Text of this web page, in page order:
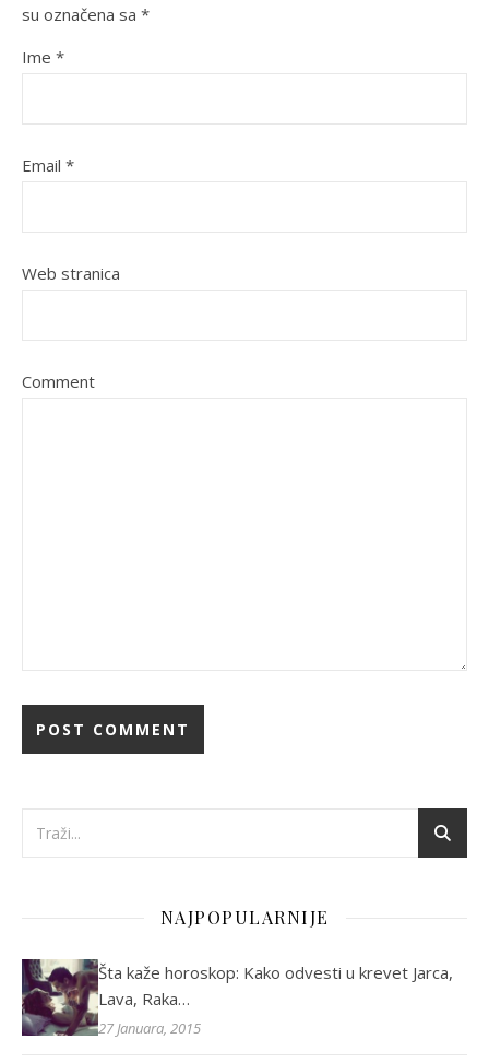
su označena sa *
Ime *
Email *
Web stranica
Comment
NAJPOPULARNIJE
Šta kaže horoskop: Kako odvesti u krevet Jarca,
Lava, Raka…
27 Januara, 2015